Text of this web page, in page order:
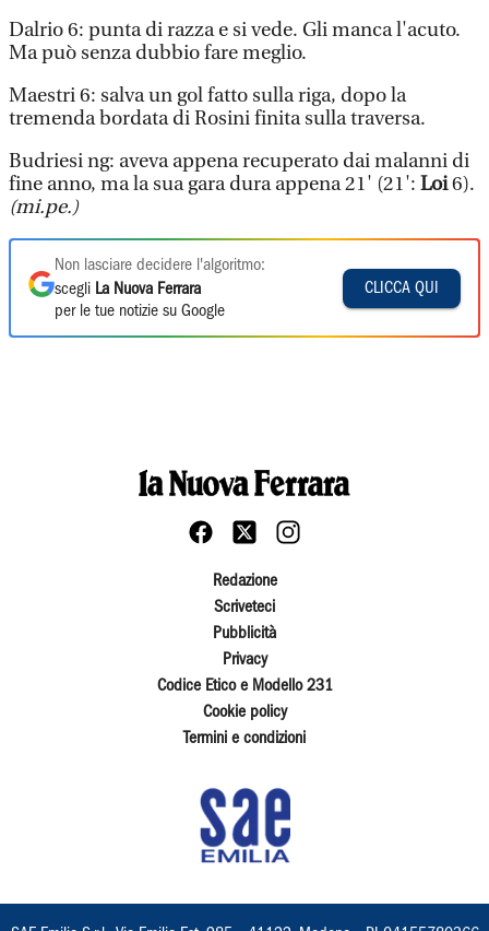
Dalrio 6: punta di razza e si vede. Gli manca l'acuto.
Ma può senza dubbio fare meglio.
Maestri 6: salva un gol fatto sulla riga, dopo la
tremenda bordata di Rosini finita sulla traversa.
Budriesi ng: aveva appena recuperato dai malanni di
fine anno, ma la sua gara dura appena 21' (21': Loi6).
(mi.pe.)
Non lasciare decidere l'algoritmo:
scegli La Nuova Ferrara
per le tue notizie su Google
CLICCA QUI
Redazione
Scriveteci
Pubblicità
Privacy
Codice Etico e Modello 231
Cookie policy
Termini e condizioni